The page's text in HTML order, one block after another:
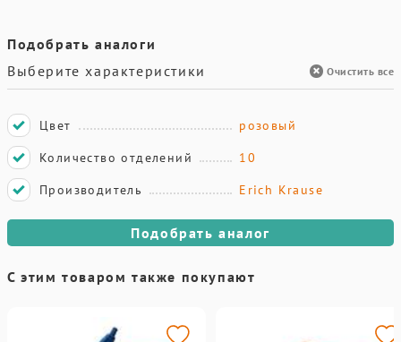
Подобрать аналоги
Выберите характеристики
Очистить все
Цвет
розовый
Количество отделений
10
Производитель
Erich Krause
Подобрать аналог
С этим товаром также покупают